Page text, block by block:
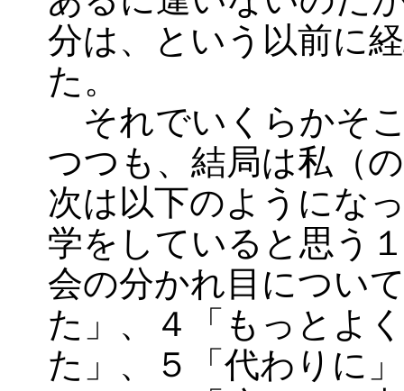
分は、という以前に
た。
それでいくらかそ
つつも、結局は私（
次は以下のようにな
学をしていると思う
会の分かれ目につい
た」、４「もっとよ
た」、５「代わりに